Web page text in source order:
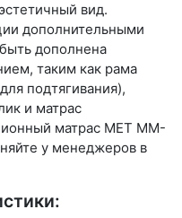
вид.
дополнительными
дополнена
таким как рама
подтягивания),
и матрас
матрас MET MM-
у менеджеров в